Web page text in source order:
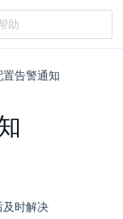
置告警通知
及时解决